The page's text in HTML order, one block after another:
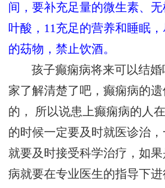
间，要补充足量的微生素、
叶酸，11充足的营养和睡眠
的苭物，禁止饮酒。
孩子癫痫病将来可以结
家了解清楚了吧，癫痫病的
的， 所以说患上癫痫病的人
的时候一定要及时就医诊治
就要及时接受科学治疗，如
病就要在专业医生的指导下